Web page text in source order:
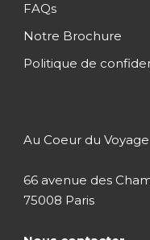
Hôtels
FAQs
Notre Brochure
Politique de
Au Coeur du Voyage
66 avenue des
75008 Paris